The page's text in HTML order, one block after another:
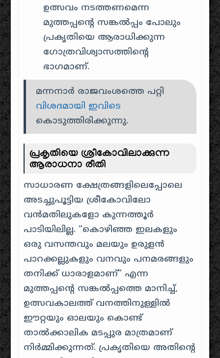
ഉത്സവം നടത്തണമെന്ന
മുത്തപ്പന്റെ സങ്കൽപ്പം പോലും
പ്രകൃതിയെ ആരാധിക്കുന്ന
ഗോത്രവിശ്വാസത്തിന്റെ
ഭാഗമാണ്.
മന്നനാർ രാജവംശത്തെ പറ്റി
വിശദമായി ഇവിടെ
കൊടുത്തിരിക്കുന്നു.
പ്രകൃതിയെ ശ്രീകോവിലാക്കുന്ന
ആരാധനാ രീതി
സാധാരണ ക്ഷേത്രങ്ങളിലെപ്പോലെ
അടച്ചുപൂട്ടിയ ശ്രീകോവിലോ
വൻമതിലുകളോ കുന്നത്തൂർ
പാടിയിലില്ല. “കൊഴിഞ്ഞ ഇലകളും
ഒരു വസന്തവും മലയും ഉരുളൻ
പാറക്കല്ലുകളും വനവും പനമരങ്ങളും
തനിക്ക് ധാരാളമാണ്” എന്ന
മുത്തപ്പന്റെ സങ്കൽപ്പത്തെ മാനിച്ച്,
ഉത്സവകാലത്ത് വനത്തിനുള്ളിൽ
ഈറ്റയും ഓലയും കൊണ്ട്
താൽക്കാലിക മടപ്പുര മാത്രമാണ്
നിർമ്മിക്കുന്നത്. പ്രകൃതിയെ അതിന്റെ